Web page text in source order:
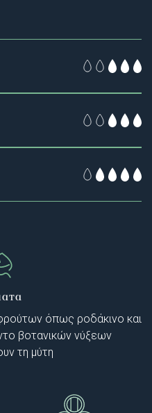
όπως ροδάκινο και
βοτανικών νύξεων
τη μύτη